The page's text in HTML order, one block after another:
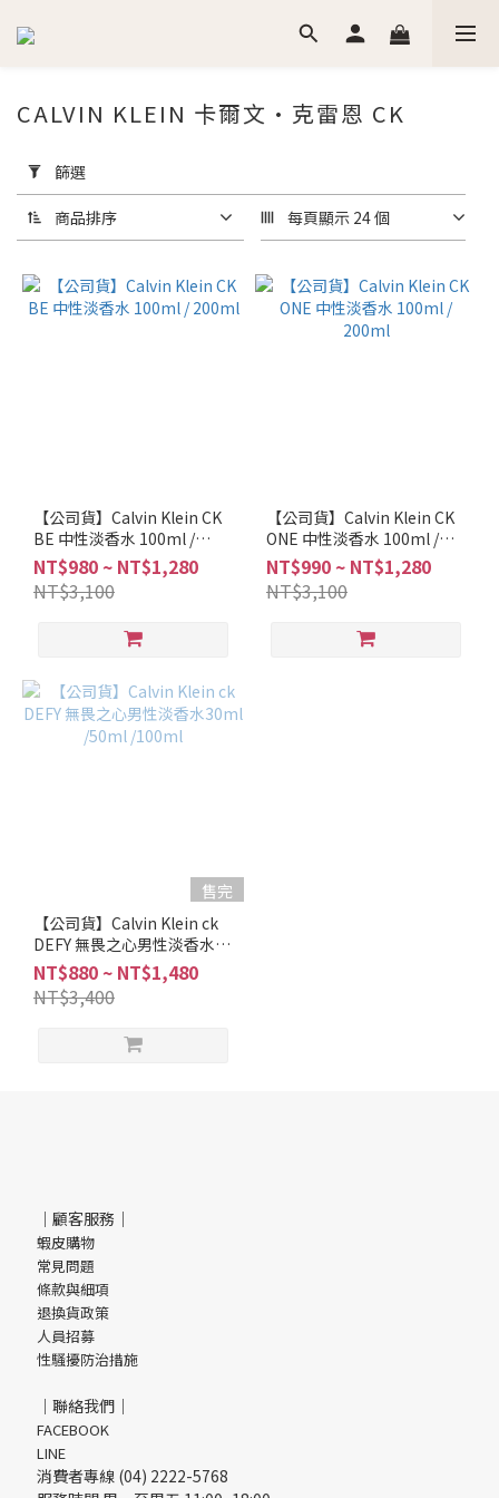
用
篩
選
(0/20)
價格
(NT$)
CALVIN KLEIN 卡爾文·克雷恩 CK
篩選
商品排序 每頁顯示 24 個
【公司貨】Calvin Klein CK
BE 中性淡香水 100ml /
200ml
NT$980 ~ NT$1,280
NT$3,100
【公司貨】Calvin Klein CK
ONE 中性淡香水 100ml /
200ml
NT$990 ~ NT$1,280
NT$3,100
售完
【公司貨】Calvin Klein ck
DEFY 無畏之心男性淡香水
30ml /50ml /100ml
NT$880 ~ NT$1,480
NT$3,400
｜顧客服務｜
蝦皮購物
常見問題
條款與細項
退換貨政策
人員招募
性騷擾防治措施
｜聯絡我們｜
FACEBOOK
LINE
消費者專線 (04) 2222-5768